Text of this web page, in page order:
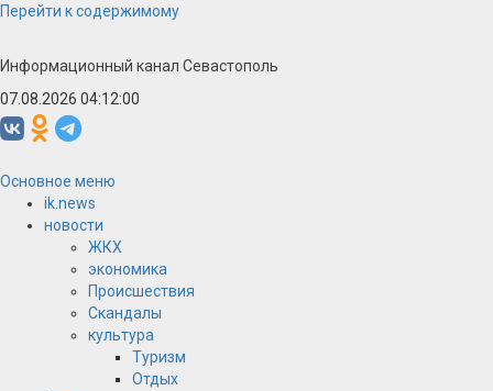
Перейти к содержимому
Информационный канал Севастополь
07.08.2026 04:12:01
Основное меню
ik.news
новости
ЖКХ
экономика
Происшествия
Скандалы
культура
Туризм
Отдых